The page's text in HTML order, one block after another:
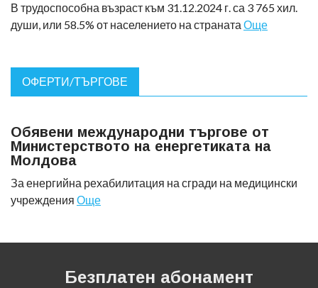
В трудоспособна възраст към 31.12.2024 г. са 3 765 хил.
души, или 58.5% от населението на страната Още
ОФЕРТИ/ТЪРГОВЕ
Обявени международни търгове от
Министерството на енергетиката на
Молдова
За енергийна рехабилитация на сгради на медицински
учреждения Още
Безплатен абонамент